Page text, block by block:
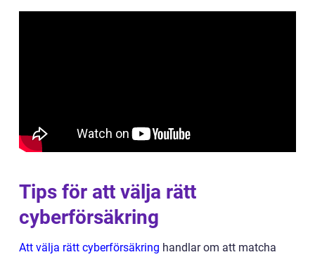
Tips för att välja rätt
cyberförsäkring
Att välja rätt cyberförsäkring handlar om att matcha